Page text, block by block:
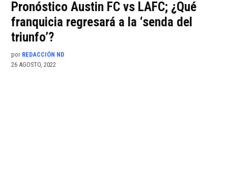
Pronóstico Austin FC vs LAFC; ¿Qué
franquicia regresará a la ‘senda del
triunfo’?
por REDACCIÓN ND
26 AGOSTO, 2022